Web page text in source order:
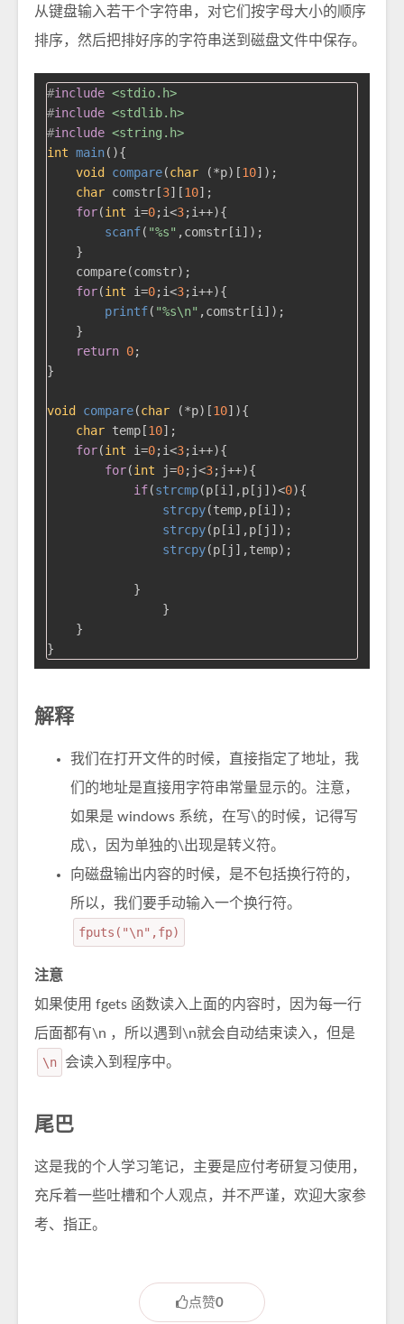
从键盘输入若干个字符串，对它们按字母大小的顺序
排序，然后把排好序的字符串送到磁盘文件中保存。
#include <stdio.h>
#include <stdlib.h>
#include <string.h>
int main(){
void
compare(char (*p)[10]) ;
char comstr[3][10];
for(int i=0;i<3;i++){
scanf( "%s" ,comstr[i]);
    }
    compare(comstr);
for(int i=0;i<3;i++){
printf( "%s\n" ,comstr[i]);
    }
return 0;
}
void compare(char (*p)[10]){
char temp[10];
for(int i=0;i<3;i++){
for(int j=0;j<3;j++){
if(strcmp(p[i],p[j])<0){
strcpy(temp,p[i]);
strcpy(p[i],p[j]);
strcpy(p[j],temp);
            }
                }
    }
解释
我们在打开文件的时候，直接指定了地址，我
们的地址是直接用字符串常量显示的。注意，
如果是 windows 系统，在写\的时候，记得写
成\，因为单独的\出现是转义符。
向磁盘输出内容的时候，是不包括换行符的，
所以，我们要手动输入一个换行符。
fputs("\n",fp)
注意
如果使用 fgets 函数读入上面的内容时，因为每一行
后面都有\n ，所以遇到\n就会自动结束读入，但是
\n
会读入到程序中。
尾巴
这是我的个人学习笔记，主要是应付考研复习使用，
充斥着一些吐槽和个人观点，并不严谨，欢迎大家参
考、指正。
点赞0